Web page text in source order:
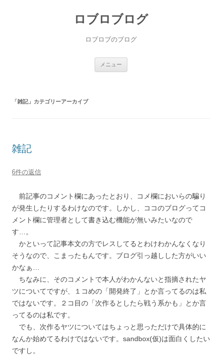
ロブロブログ
ロブロブのブログ
メニュー
「雑記」カテゴリーアーカイブ
雑記
6件の返信
前記事のコメント欄にあったとおり、コメ欄においらの騙り
が発生したりするわけなのです。しかし、ココのブログってコ
メント欄に管理者として書き込む機能が無いみたいなので
す…。
かといって記事本文の方でレスしてるとわけわかんなくなり
そうなので、こまったもんです。ブログ引っ越しした方がいい
かなぁ…
ちなみに、そのコメントで本人がわかんないと指摘されたヤ
ツについてですが、１コめの「開発終了」とか言ってるのは私
ではないです。２コ目の「次作るとしたら戦う系かも」とか言
ってるのは私です。
でも、次作るヤツについてはちょっと思っただけで具体的に
なんか始めてるわけではないです。sandbox(仮)は面白くしたい
ですし。